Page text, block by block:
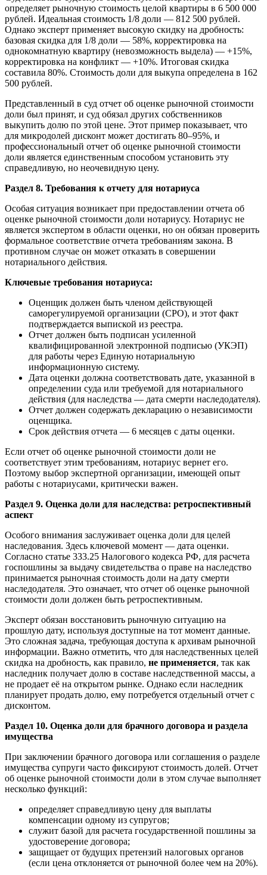
определяет рыночную стоимость целой квартиры в 6 500 000
рублей. Идеальная стоимость 1/8 доли — 812 500 рублей.
Однако эксперт применяет высокую скидку на дробность:
базовая скидка для 1/8 доли — 58%, корректировка на
однокомнатную квартиру (невозможность выдела) — +15%,
корректировка на конфликт — +10%. Итоговая скидка
составила 80%. Стоимость доли для выкупа определена в 162
500 рублей.
Представленный в суд отчет об оценке рыночной стоимости
доли был принят, и суд обязал других собственников
выкупить долю по этой цене. Этот пример показывает, что
для микродолей дисконт может достигать 80–95%, и
профессиональный отчет об оценке рыночной стоимости
доли является единственным способом установить эту
справедливую, но неочевидную цену.
Раздел 8. Требования к отчету для нотариуса
Особая ситуация возникает при предоставлении отчета об
оценке рыночной стоимости доли нотариусу. Нотариус не
является экспертом в области оценки, но он обязан проверить
формальное соответствие отчета требованиям закона. В
противном случае он может отказать в совершении
нотариального действия.
Ключевые требования нотариуса:
Оценщик должен быть членом действующей
саморегулируемой организации (СРО), и этот факт
подтверждается выпиской из реестра.
Отчет должен быть подписан усиленной
квалифицированной электронной подписью (УКЭП)
для работы через Единую нотариальную
информационную систему.
Дата оценки должна соответствовать дате, указанной в
определении суда или требуемой для нотариального
действия (для наследства — дата смерти наследодателя).
Отчет должен содержать декларацию о независимости
оценщика.
Срок действия отчета — 6 месяцев с даты оценки.
Если отчет об оценке рыночной стоимости доли не
соответствует этим требованиям, нотариус вернет его.
Поэтому выбор экспертной организации, имеющей опыт
работы с нотариусами, критически важен.
Раздел 9. Оценка доли для наследства: ретроспективный
аспект
Особого внимания заслуживает оценка доли для целей
наследования. Здесь ключевой момент — дата оценки.
Согласно статье 333.25 Налогового кодекса РФ, для расчета
госпошлины за выдачу свидетельства о праве на наследство
принимается рыночная стоимость доли на дату смерти
наследодателя. Это означает, что отчет об оценке рыночной
стоимости доли должен быть ретроспективным.
Эксперт обязан восстановить рыночную ситуацию на
прошлую дату, используя доступные на тот момент данные.
Это сложная задача, требующая доступа к архивам рыночной
информации. Важно отметить, что для наследственных целей
скидка на дробность, как правило, не применяется, так как
наследник получает долю в составе наследственной массы, а
не продает её на открытом рынке. Однако если наследник
планирует продать долю, ему потребуется отдельный отчет с
дисконтом.
Раздел 10. Оценка доли для брачного договора и раздела
имущества
При заключении брачного договора или соглашения о разделе
имущества супруги часто фиксируют стоимость долей. Отчет
об оценке рыночной стоимости доли в этом случае выполняет
несколько функций:
определяет справедливую цену для выплаты
компенсации одному из супругов;
служит базой для расчета государственной пошлины за
удостоверение договора;
защищает от будущих претензий налоговых органов
(если цена отклоняется от рыночной более чем на 20%).